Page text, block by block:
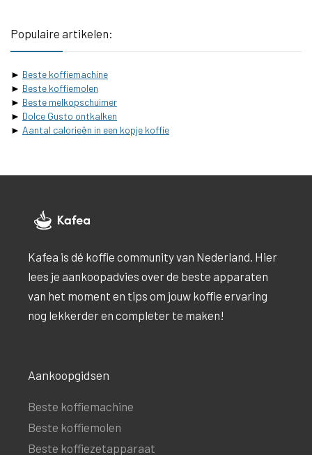
Populaire artikelen:
► Beste koffiemachine
► Beste koffiemolen
► Beste melkopschuimer
► Dolce Gusto ontkalken
► Aantal calorieën in een kopje koffie
Kafea is dé koffie community van Nederland. Hier
lees je aankoopadvies over de beste apparaten
van het moment en tips om jouw koffie ervaring
nog lekkerder en completer te maken!
Aankoopgidsen
Beste koffiemachine
Beste koffiemolen
Beste koffiezetapparaat